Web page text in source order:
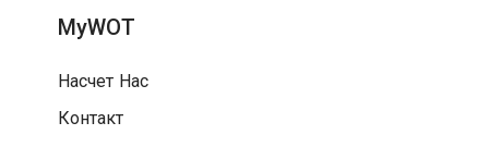
MyWOT
Насчет Нас
Контакт